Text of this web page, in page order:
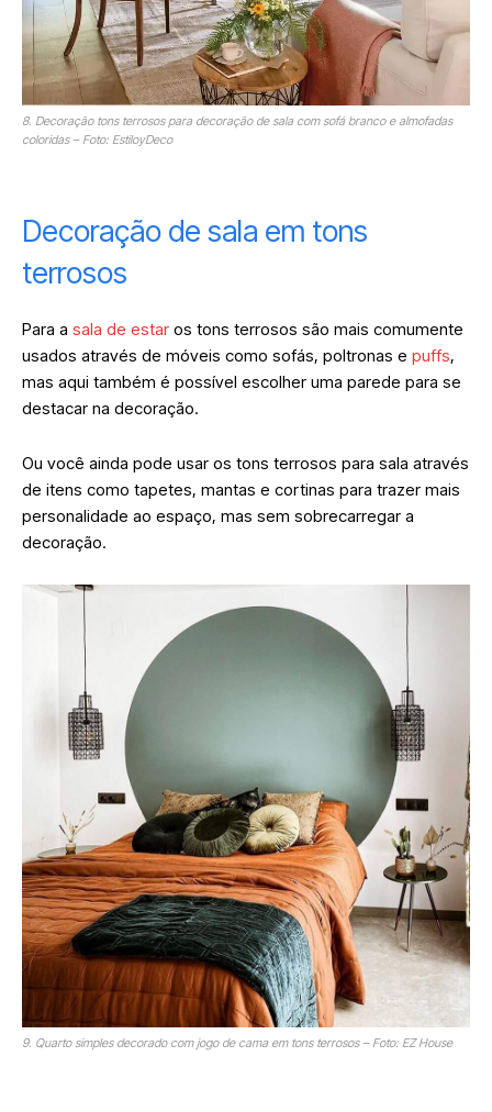
8. Decoração tons terrosos para decoração de sala com sofá branco e almofadas
coloridas – Foto: EstiloyDeco
Decoração de sala em tons
terrosos
Para a sala de estar os tons terrosos são mais comumente
usados através de móveis como sofás, poltronas e puffs,
mas aqui também é possível escolher uma parede para se
destacar na decoração.
Ou você ainda pode usar os tons terrosos para sala através
de itens como tapetes, mantas e cortinas para trazer mais
personalidade ao espaço, mas sem sobrecarregar a
decoração.
9. Quarto simples decorado com jogo de cama em tons terrosos – Foto: EZ House